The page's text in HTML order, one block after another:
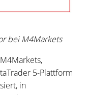
bei M4Markets
5-Plattform
in